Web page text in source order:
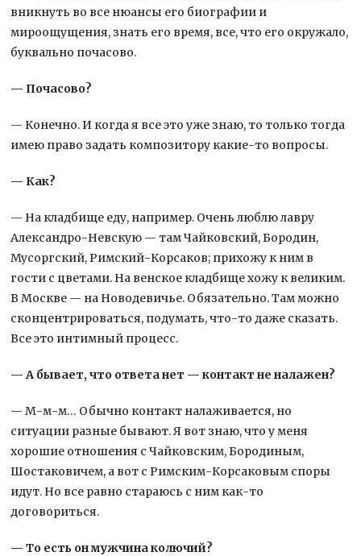
вникнуть во все нюансы его биографии и
мироощущения, знать его время, все, что его окружало,
буквально почасово.
— Почасово?
— Конечно. И когда я все это уже знаю, то только тогда
имею право задать композитору какие-то вопросы.
— Как?
— На кладбище еду, например. Очень люблю лавру
Александро-Невскую — там Чайковский, Бородин,
Мусоргский, Римский-Корсаков; прихожу к ним в
гости с цветами. На венское кладбище хожу к великим.
В Москве — на Новодевичье. Обязательно. Там можно
сконцентрироваться, подумать, что-то даже сказать.
Все это интимный процесс.
— А бывает, что ответа нет — контакт не налажен?
— М-м-м… Обычно контакт налаживается, но
ситуации разные бывают. Я вот знаю, что у меня
хорошие отношения с Чайковским, Бородиным,
Шостаковичем, а вот с Римским-Корсаковым споры
идут. Но все равно стараюсь с ним как-то
договориться.
— То есть он мужчина колючий?